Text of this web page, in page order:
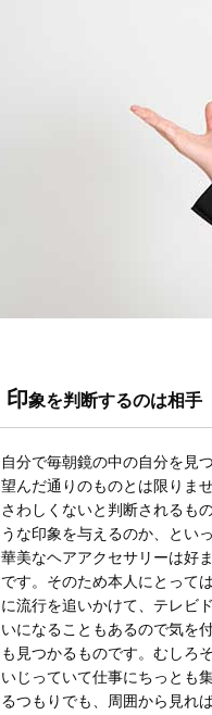
印象を判断するのは相手
自分で毎朝鏡の中の自分を見
望んだ通りのものとは限りま
さわしくないと判断されるも
うな印象を与えるのか、とい
華美なヘアアクセサリーは好
です。そのため本人にとって
に流行を追いかけて、テレビ
いになることもあるので気を
も見つかるものです。むしろ
いじっていて仕事にちっとも
るつもりでも、周囲から見れ